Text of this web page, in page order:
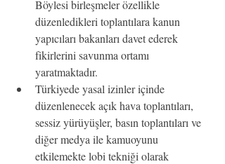
Böylesi birleşmeler özellikle
düzenledikleri toplantılara kanun
yapıcıları bakanları davet ederek
fikirlerini savunma ortamı
yaratmaktadır.
Türkiyede yasal izinler içinde
düzenlenecek açık hava toplantıları,
sessiz yürüyüşler, basın toplantıları ve
diğer medya ile kamuoyunu
etkilemekte lobi tekniği olarak